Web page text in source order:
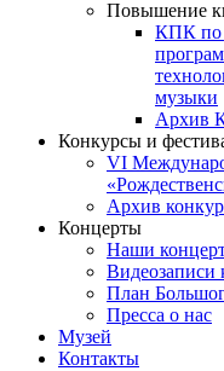
Повышение
КПК по
музыки
Архив
Конкурсы и
VI
Архив
Концерты
Наши
Видеозаписи
План
Пресса о нас
Музей
Контакты